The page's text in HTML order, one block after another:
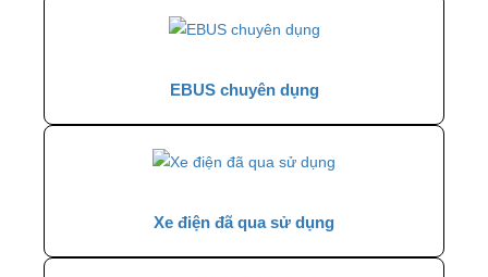
EBUS chuyên dụng
Xe điện đã qua sử dụng